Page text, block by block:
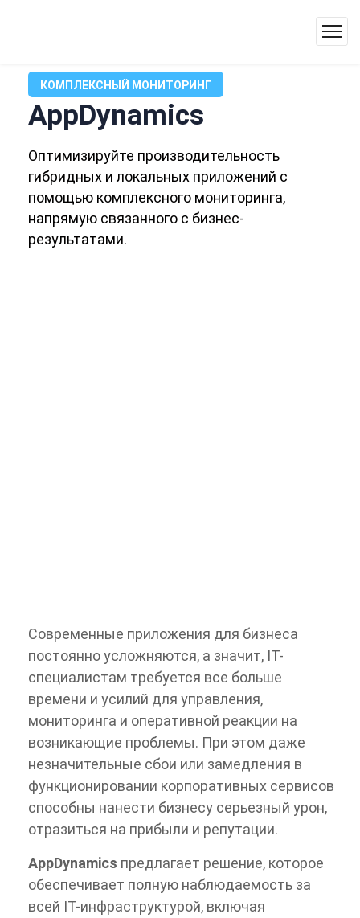
КОМПЛЕКСНЫЙ МОНИТОРИНГ
AppDynamics
Оптимизируйте производительность
гибридных и локальных приложений с
помощью комплексного мониторинга,
напрямую связанного с бизнес-
результатами.
Современные приложения для бизнеса
постоянно усложняются, а значит, IТ-
специалистам требуется все больше
времени и усилий для управления,
мониторинга и оперативной реакции на
возникающие проблемы. При этом даже
незначительные сбои или замедления в
функционировании корпоративных сервисов
способны нанести бизнесу серьезный урон,
отразиться на прибыли и репутации.
AppDynamics предлагает решение, которое
обеспечивает полную наблюдаемость за
всей IT-инфраструктурой, включая